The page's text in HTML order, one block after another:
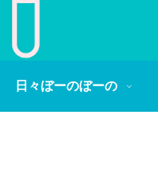
日々ぼーのぼーの